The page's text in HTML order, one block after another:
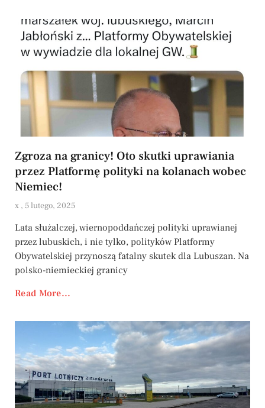
Zgroza na granicy! Oto skutki uprawiania
przez Platformę polityki na kolanach wobec
Niemiec!
x 5 lutego, 2025
Lata służalczej, wiernopoddańczej polityki uprawianej
przez lubuskich, i nie tylko, polityków Platformy
Obywatelskiej przynoszą fatalny skutek dla Lubuszan. Na
polsko-niemieckiej granicy
Read More...